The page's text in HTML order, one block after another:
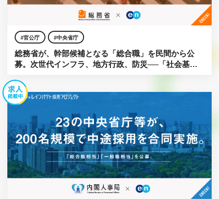
官公庁 中央省庁
総務省が、幹部候補となる「総合職」を民間から公
募。次世代インフラ、地方行政、防災──「社会基